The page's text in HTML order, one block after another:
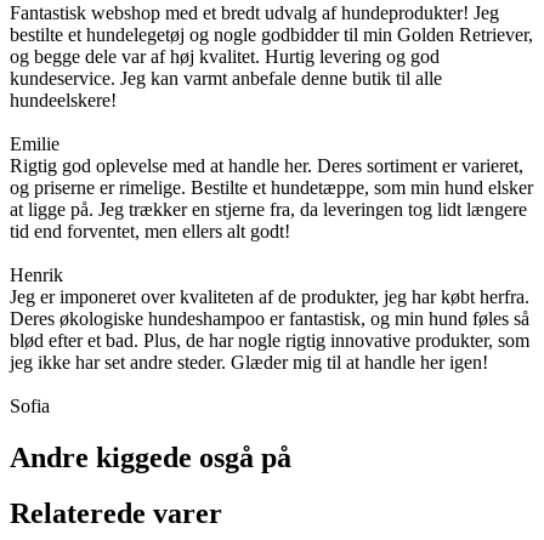
Fantastisk webshop med et bredt udvalg af hundeprodukter! Jeg
bestilte et hundelegetøj og nogle godbidder til min Golden Retriever,
og begge dele var af høj kvalitet. Hurtig levering og god
kundeservice. Jeg kan varmt anbefale denne butik til alle
hundeelskere!
Emilie
Rigtig god oplevelse med at handle her. Deres sortiment er varieret,
og priserne er rimelige. Bestilte et hundetæppe, som min hund elsker
at ligge på. Jeg trækker en stjerne fra, da leveringen tog lidt længere
tid end forventet, men ellers alt godt!
Henrik
Jeg er imponeret over kvaliteten af de produkter, jeg har købt herfra.
Deres økologiske hundeshampoo er fantastisk, og min hund føles så
blød efter et bad. Plus, de har nogle rigtig innovative produkter, som
jeg ikke har set andre steder. Glæder mig til at handle her igen!
Sofia
Andre kiggede osgå på
Relaterede varer